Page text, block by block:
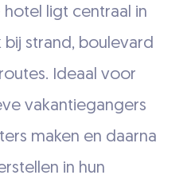
hotel ligt centraal in
bij strand, boulevard
Ideaal voor
vakantiegangers
maken en daarna
in hun